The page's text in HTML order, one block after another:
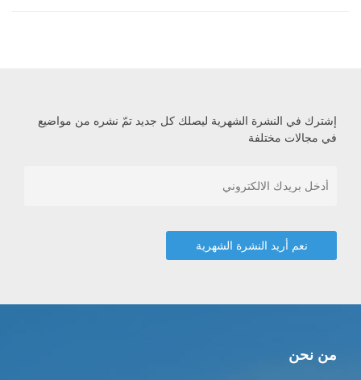
إشترك في النشرة الشهرية ليصلك كل جديد تمّ نشره من مواضيع
في مجالات مختلفة
من نحن